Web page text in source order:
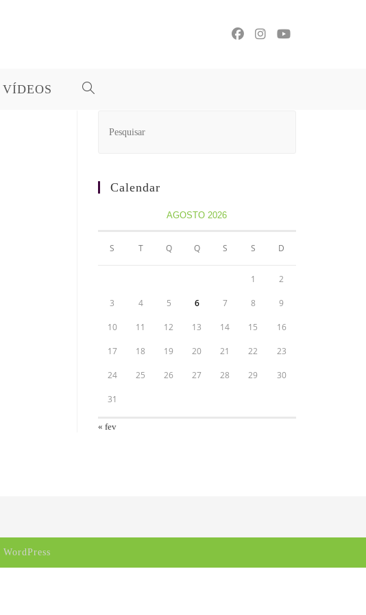
VÍDEOS
Calendar
AGOSTO 2026
S T Q Q S S D
1 2
3 4 5 6 7 8 9
10 11 12 13 14 15 16
17 18 19 20 21 22 23
24 25 26 27 28 29 30
31
« fev
WordPress